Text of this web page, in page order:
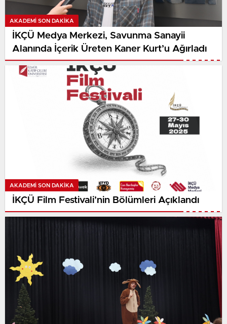
AKADEMI SON DAKİKA
İKÇÜ Medya Merkezi, Savunma Sanayii
Alanında İçerik Üreten Kaner Kurt’u Ağırladı
AKADEMI SON DAKİKA
İKÇÜ Film Festivali’nin Bölümleri Açıklandı